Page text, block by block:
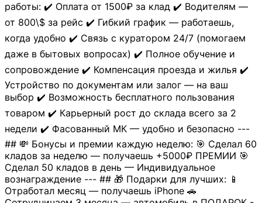
работы: ✔️ Оплата от 1500₽ за клад ✔️ Водителям —
от 800\$ за рейс ✔️ Гибкий график — работаешь,
когда удобно ✔️ Связь с куратором 24/7 (помогаем
даже в бытовых вопросах) ✔️ Полное обучение и
сопровождение ✔️ Компенсация проезда и жилья ✔️
Устройство по документам или залог — на ваш
выбор ✔️ Возможность бесплатного пользования
товаром ✔️ Карьерный рост до склада всего за 2
недели ✔️ Фасованный МК — удобно и безопасно ---
## 💸 Бонусы и премии каждую неделю: 🎯 Сделал 60
кладов за неделю — получаешь +5000₽ ПРЕМИИ 🎯
Сделал 50 кладов в день — Индивидуальное
вознаграждение --- ## 🎁 Подарки для лучших: 📱
Отработал месяц — получаешь iPhone 🚗